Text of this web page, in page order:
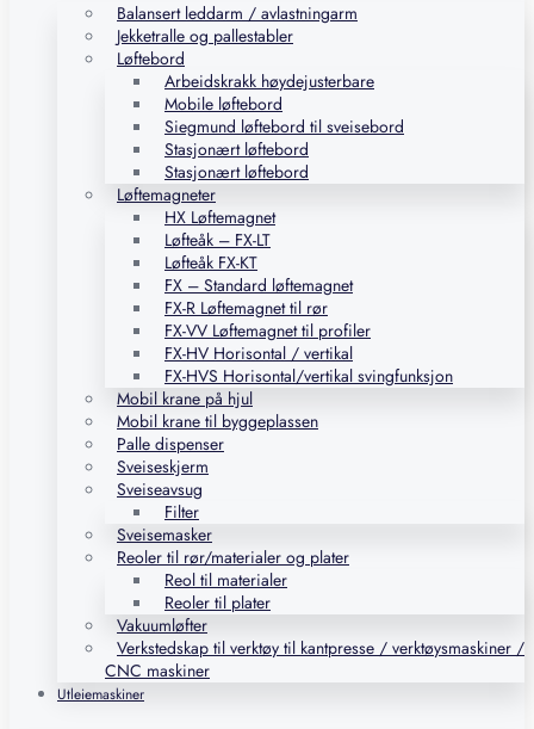
Balansert leddarm / avlastningarm
Jekketralle og pallestabler
Løftebord
Arbeidskrakk høydejusterbare
Mobile løftebord
Siegmund løftebord til sveisebord
Stasjonært løftebord
Stasjonært løftebord
Løftemagneter
HX Løftemagnet
Løfteåk – FX-LT
Løfteåk FX-KT
FX – Standard løftemagnet
FX-R Løftemagnet til rør
FX-VV Løftemagnet til profiler
FX-HV Horisontal / vertikal
FX-HVS Horisontal/vertikal svingfunksjon
Mobil krane på hjul
Mobil krane til byggeplassen
Palle dispenser
Sveiseskjerm
Sveiseavsug
Filter
Sveisemasker
Reoler til rør/materialer og plater
Reol til materialer
Reoler til plater
Vakuumløfter
Verkstedskap til verktøy til kantpresse / verktøysmaskiner /
CNC maskiner
Utleiemaskiner